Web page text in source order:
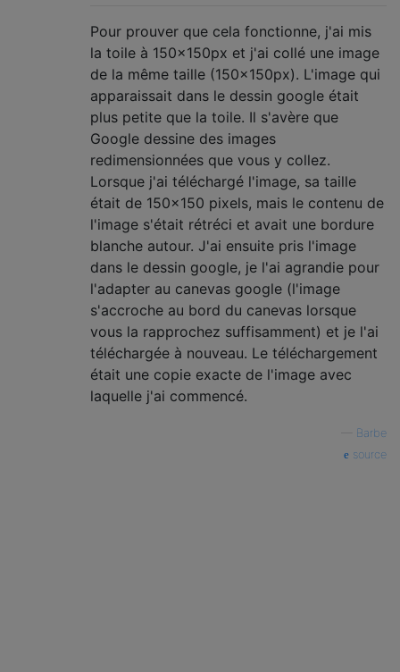
Pour prouver que cela fonctionne, j'ai mis
la toile à 150x150px et j'ai collé une image
de la même taille (150x150px). L'image qui
apparaissait dans le dessin google était
plus petite que la toile. Il s'avère que
Google dessine des images
redimensionnées que vous y collez.
Lorsque j'ai téléchargé l'image, sa taille
était de 150x150 pixels, mais le contenu de
l'image s'était rétréci et avait une bordure
blanche autour. J'ai ensuite pris l'image
dans le dessin google, je l'ai agrandie pour
l'adapter au canevas google (l'image
s'accroche au bord du canevas lorsque
vous la rapprochez suffisamment) et je l'ai
téléchargée à nouveau. Le téléchargement
était une copie exacte de l'image avec
laquelle j'ai commencé.
Barbe
source